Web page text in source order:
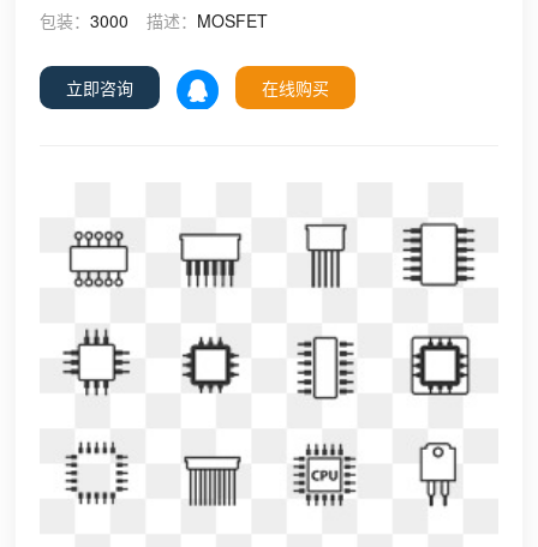
包装：3000 描述： MOSFET
立即咨询 在线购买